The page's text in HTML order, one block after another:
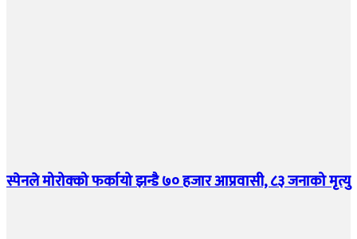
स्पेनले मोरोक्को फर्कायो झन्डै ७० हजार आप्रवासी, ८३ जनाको मृत्यु